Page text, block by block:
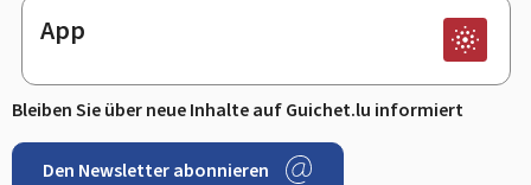
App
Bleiben Sie über neue Inhalte auf Guichet.lu informiert
Den Newsletter abonnieren